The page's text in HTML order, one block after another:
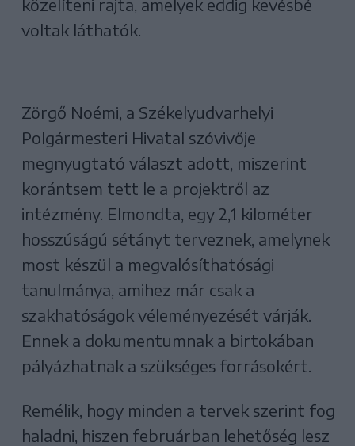
közelíteni rajta, amelyek eddig kevésbé
voltak láthatók.
Zörgő Noémi, a Székelyudvarhelyi
Polgármesteri Hivatal szóvivője
megnyugtató választ adott, miszerint
korántsem tett le a projektről az
intézmény. Elmondta, egy 2,1 kilométer
hosszúságú sétányt terveznek, amelynek
most készül a megvalósíthatósági
tanulmánya, amihez már csak a
szakhatóságok véleményezését várják.
Ennek a dokumentumnak a birtokában
pályázhatnak a szükséges forrásokért.
Remélik, hogy minden a tervek szerint fog
haladni, hiszen februárban lehetőség lesz